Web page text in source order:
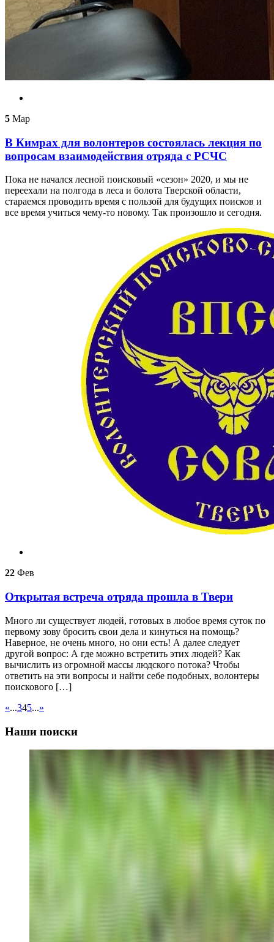
5 Мар
В Кимрах для волонтеров состоялась лекция по
вопросам взаимодействия отряда с РСЧС
Пока не начался лесной поисковый «сезон» 2020, и мы не
переехали на полгода в леса и болота Тверской области,
стараемся проводить время с пользой для будущих поисков и
все время учиться чему-то новому. Так произошло и сегодня.
22 Фев
Открытая встреча отряда прошла в Твери
Много ли существует людей, готовых в любое время суток по
первому зову бросить свои дела и кинуться на помощь?
Наверное, не очень много, но они есть! А далее следует
другой вопрос: А где можно встретить этих людей? Как
вычислить из огромной массы людского потока? Чтобы
ответить на эти вопросы и найти себе подобных, волонтеры
поискового […]
«...345...»
Наши поиски